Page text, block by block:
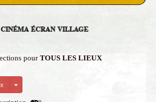
CINÉMA ÉCRAN VILLAGE